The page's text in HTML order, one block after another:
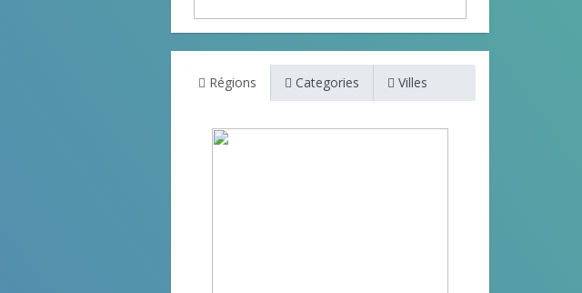
Régions Categories Villes